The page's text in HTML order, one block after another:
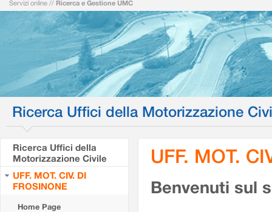
Servizi online // Ricerca e Gestione UMC
Ricerca Uffici della Motorizzazione
Ricerca Uffici della
Motorizzazione Civile
UFF. MOT. CIV. DI
FROSINONE
Home Page
UFF. MOT.
Benvenuti sul